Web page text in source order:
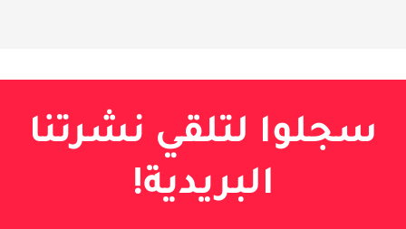
سجلوا لتلقي نشرتنا
البريدية!